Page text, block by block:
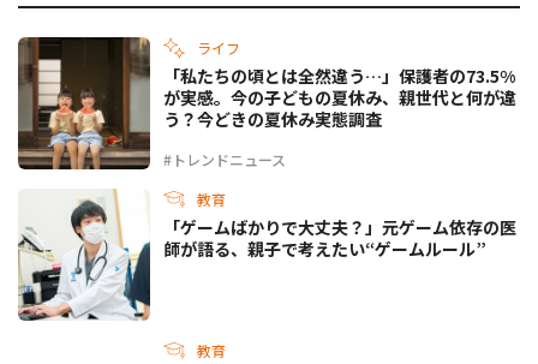
ライフ
#トレンドニュース
「私たちの頃とは全然違う…」保護者の73.5%
が実感。今の子どもの夏休み、親世代と何が違
う？今どきの夏休み実態調査
教育
「ゲームばかりで大丈夫？」元ゲーム依存の医
師が語る、親子で考えたい“ゲームルール”
教育